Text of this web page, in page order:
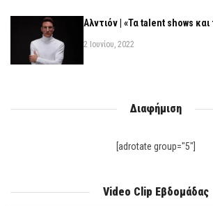
Αλντιόν | «Τα talent shows
2 Ιουνίου, 2022
Διαφήμιση
[adrotate group="5"]
Video Clip Εβδομάδας